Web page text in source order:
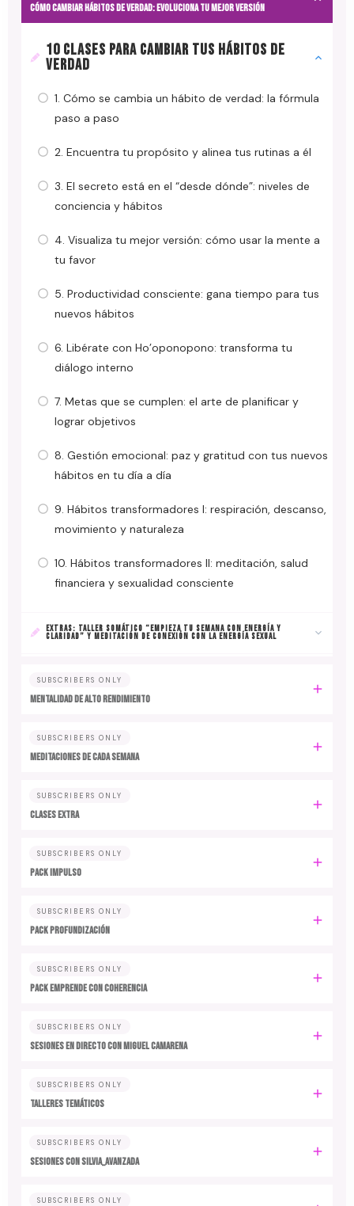
Cómo cambiar hábitos de verdad: evoluciona tu mejor versión
10 CLASES PARA CAMBIAR TUS HÁBITOS DE
VERDAD
1. Cómo se cambia un hábito de verdad: la fórmula
paso a paso
2. Encuentra tu propósito y alinea tus rutinas a él
3. El secreto está en el “desde dónde”: niveles de
conciencia y hábitos
4. Visualiza tu mejor versión: cómo usar la mente a
tu favor
5. Productividad consciente: gana tiempo para tus
nuevos hábitos
6. Libérate con Ho’oponopono: transforma tu
diálogo interno
7. Metas que se cumplen: el arte de planificar y
lograr objetivos
8. Gestión emocional: paz y gratitud con tus nuevos
hábitos en tu día a día
9. Hábitos transformadores I: respiración, descanso,
movimiento y naturaleza
10. Hábitos transformadores II: meditación, salud
financiera y sexualidad consciente
EXTRAS: TALLER SOMÁTICO “EMPIEZA TU SEMANA CON ENERGÍA Y
CLARIDAD” Y MEDITACIÓN DE CONEXIÓN CON LA ENERGÍA SEXUAL
SUBSCRIBERS ONLY
MENTALIDAD DE ALTO RENDIMIENTO
SUBSCRIBERS ONLY
MEDITACIONES DE CADA SEMANA
SUBSCRIBERS ONLY
CLASES EXTRA
SUBSCRIBERS ONLY
PACK IMPULSO
SUBSCRIBERS ONLY
PACK PROFUNDIZACIÓN
SUBSCRIBERS ONLY
PACK EMPRENDE CON COHERENCIA
SUBSCRIBERS ONLY
SESIONES EN DIRECTO CON MIGUEL CAMARENA
SUBSCRIBERS ONLY
TALLERES TEMÁTICOS
SUBSCRIBERS ONLY
SESIONES CON SILVIA_AVANZADA
SUBSCRIBERS ONLY